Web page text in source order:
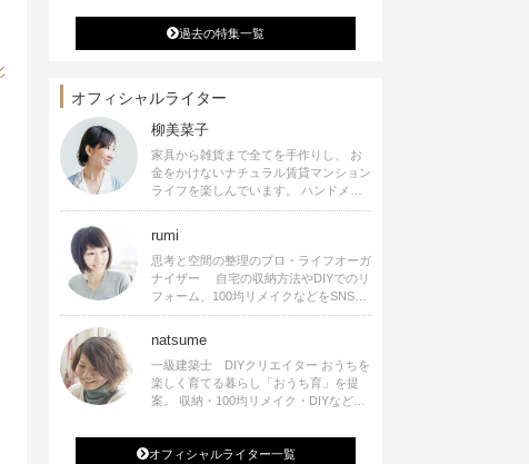
過去の特集一覧
オフィシャルライター
柳美菜子
家具から雑貨まで全てを手作りし、 お
金をかけないナチュラル賃貸マンション
ライフを楽しんでいます。 ハンドメイ
ド雑貨やインテリアに関する著書も出
ます。
rumi
思考と空間の整理のプロ・ライフオーガ
ナイザー 自宅の収納方法やDIYでのリ
フォーム、100均リメイクなどをSNSで
公開中。 収納やリメイク、インテリア
シピ提供、店舗プロデュース 2016年９
月に宝島社より【Rumiのおうち時間を
楽しむインテリア】を出版しました。
natsume
一級建築士 DIYクリエイター おうちを
楽しく育てる暮らし「おうち育」を提
案。 収納・100均リメイク・DIYなどお
発信中。 著書 なつめさんちの新しい
のになつかしいアンティークな部屋つく
オフィシャルライター一覧